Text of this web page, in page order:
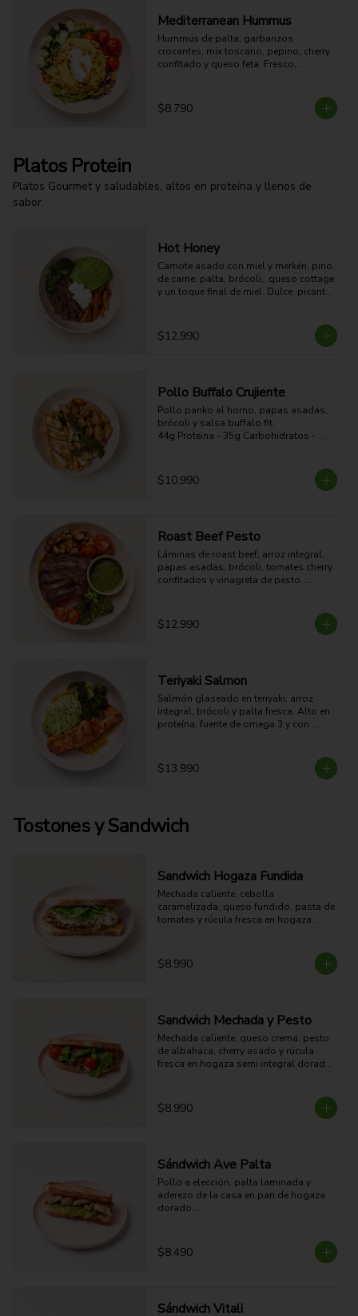
Mediterranean Hummus
Hummus de palta, garbanzos
crocantes, mix toscano, pepino, cherry
confitado y queso feta. Fresco,
14g Proteina - 31g Carbohidratos -
23g grasa - 10g Fibra - 384 Kcal
$8.790
Platos Protein
Platos Gourmet y saludables, altos en proteína y llenos de
sabor.
Hot Honey
Camote asado con miel y merkén, pino
de carne, palta, brócoli,  queso cottage
y un toque final de miel. Dulce, picante,
35g grasa - 10g Fibra - 686 Kcal
$12.990
Pollo Buffalo Crujiente
Pollo panko al horno, papas asadas,
brócoli y salsa buffalo fit.
44g Proteina - 35g Carbohidratos -
$10.990
Roast Beef Pesto
Láminas de roast beef, arroz integral,
papas asadas, brócoli, tomates cherry
confitados y vinagreta de pesto.
48g Proteina - 49g Carbohidratos -
30g grasa - 6.5g Fibra - 661 Kcal
$12.990
Teriyaki Salmon
Salmón glaseado en teriyaki, arroz
integral, brócoli y palta fresca. Alto en
proteína, fuente de omega 3 y con
27g grasa - 7g Fibra - 546 Kcal
$13.990
Tostones y Sandwich
Sandwich Hogaza Fundida
Mechada caliente, cebolla
caramelizada, queso fundido, pasta de
tomates y rúcula fresca en hogaza
28g Proteina - 63g Carbohidratos -
31g grasa - 8g Fibra - 648 Kcal
$8.990
Sandwich Mechada y Pesto
Mechada caliente, queso crema, pesto
de albahaca, cherry asado y rúcula
fresca en hogaza semi integral dorada.
$8.990
Sándwich Ave Palta
Pollo a elección, palta laminada y
aderezo de la casa en pan de hogaza
dorado.
$8.490
Sándwich Vitali